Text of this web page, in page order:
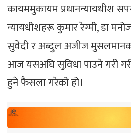
कायममुकायम प्रधानन्यायधीश
न्यायधीशहरू कुमार रेग्मी, डा
सुवेदी र अब्दुल अजीज
आज यसअघि सुविधा पाउने गरी
हुने फैसला गरेको हो।